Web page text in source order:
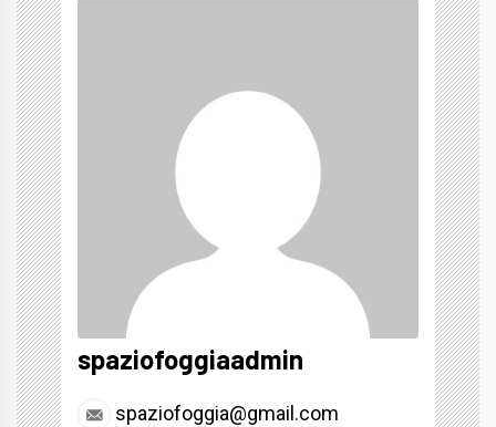
spaziofoggiaadmin
spaziofoggia@gmail.com